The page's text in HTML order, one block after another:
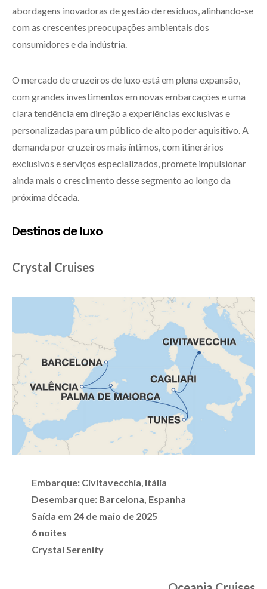
abordagens inovadoras de gestão de resíduos, alinhando-se
com as crescentes preocupações ambientais dos
consumidores e da indústria.
O mercado de cruzeiros de luxo está em plena expansão,
com grandes investimentos em novas embarcações e uma
clara tendência em direção a experiências exclusivas e
personalizadas para um público de alto poder aquisitivo. A
demanda por cruzeiros mais íntimos, com itinerários
exclusivos e serviços especializados, promete impulsionar
ainda mais o crescimento desse segmento ao longo da
próxima década.
Destinos de luxo
Crystal Cruises
Embarque: Civitavecchia, Itália
Desembarque: Barcelona, Espanha
Saída em 24 de maio de 2025
6 noites
Crystal Serenity